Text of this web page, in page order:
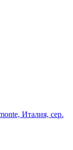
Италия, сер.